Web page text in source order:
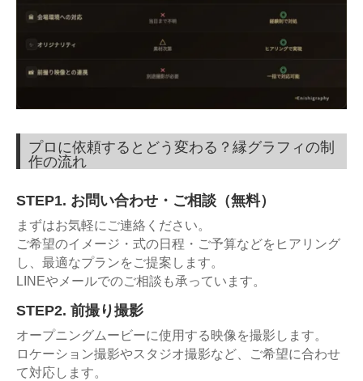
プロに依頼するとどう変わる？縁グラフィの制
作の流れ
STEP1. お問い合わせ・ご相談（無料）
まずはお気軽にご連絡ください。
ご希望のイメージ・式の日程・ご予算などをヒアリング
し、最適なプランをご提案します。
LINEやメールでのご相談も承っています。
STEP2. 前撮り撮影
オープニングムービーに使用する映像を撮影します。
ロケーション撮影やスタジオ撮影など、ご希望に合わせ
て対応します。